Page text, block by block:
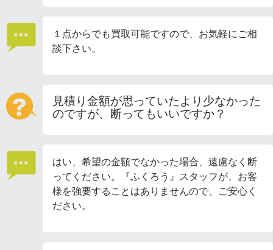
１点からでも買取可能ですので、お気軽にご相
談下さい。
見積り金額が思っていたより少なかった
のですが、断ってもいいですか？
はい、希望の金額でなかった場合、遠慮なく断
ってください。『ふくろう』スタッフが、お客
様を強要することはありませんので、ご安心く
ださい。